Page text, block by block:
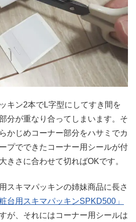
キン2本でL字型にしてすき間を
分が重なり合ってしまいます。そ
かじめコーナー部分をハサミでカ
プでできたコーナー用シールが付
きさに合わせて切ればOKです。
スキマパッキンの姉妹商品に長さ
台用スキマパッキンSPKD500」
が、それにはコーナー用シールは